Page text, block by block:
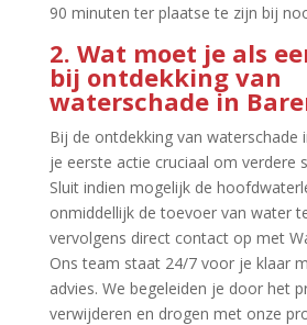
90 minuten ter plaatse te zijn bij
2.​ Wat moet je als
bij ontdekking van
waterschade in
Bij de ontdekking van waterschade
je eerste actie cruciaal om verdere
Sluit indien mogelijk de
onmiddellijk de toevoer van water
vervolgens direct contact op met
Ons team staat 24/7 voor je klaar
advies.​ We begeleiden je door het
verwijderen en drogen met onze